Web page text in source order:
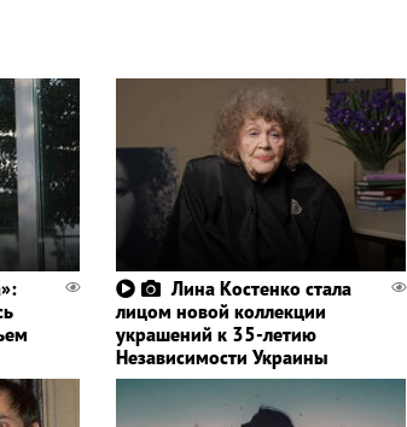
Лина Костенко стала
лицом новой коллекции
украшений к 35-летию
Независимости Украины